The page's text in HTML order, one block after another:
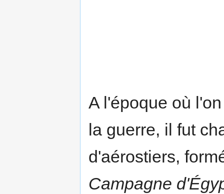
A l'époque où
la guerre, il fut
d'aérostiers,
Campagne